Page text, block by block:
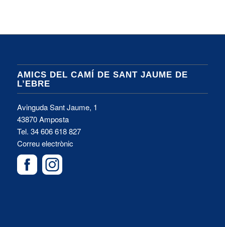
AMICS DEL CAMÍ DE SANT JAUME DE
L’EBRE
Avinguda Sant Jaume, 1
43870 Amposta
Tel. 34 606 618 827
Correu electrònic